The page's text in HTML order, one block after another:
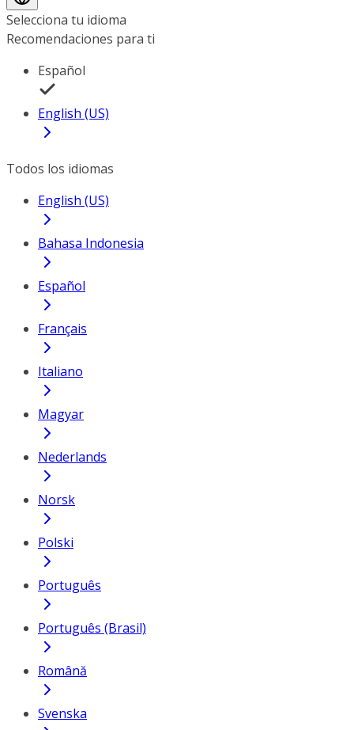
Selecciona tu idioma
Recomendaciones para ti
Español
English (US)
Todos los idiomas
English (US)
Bahasa Indonesia
Español
Français
Italiano
Magyar
Nederlands
Norsk
Polski
Português
Português (Brasil)
Română
Svenska